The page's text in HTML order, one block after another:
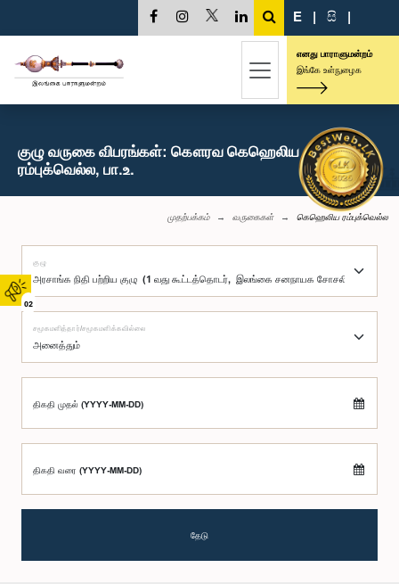
02
E | සි |
எனது பாராளுமன்றம்
இங்கே உள்நுழைக
குழு வருகை விபரங்கள்: கௌரவ கெஹெலிய
ரம்புக்வெல்ல, பா.உ.
முதற்பக்கம் வருகைகள் கெஹெலிய ரம்புக்வெல்ல
குழு
சமூகமளித்தார்/சமூகமளிக்கவில்லை
திகதி முதல் (YYYY-MM-DD)
திகதி வரை (YYYY-MM-DD)
தேடு